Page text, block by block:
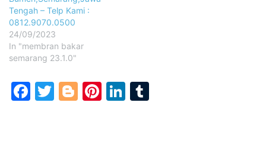
Tengah – Telp Kami :
0812.9070.0500
24/09/2023
In "membran bakar
semarang 23.1.0"
Facebook
Twitter
Blogger
Pinterest
LinkedIn